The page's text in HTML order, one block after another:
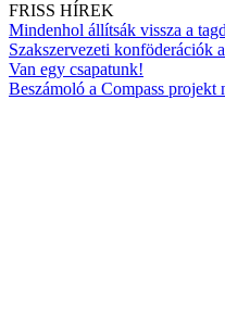
FRISS HÍREK
Mindenhol állítsák vissza a
Szakszervezeti konföderációk
Van egy csapatunk!
Beszámoló a Compass projekt